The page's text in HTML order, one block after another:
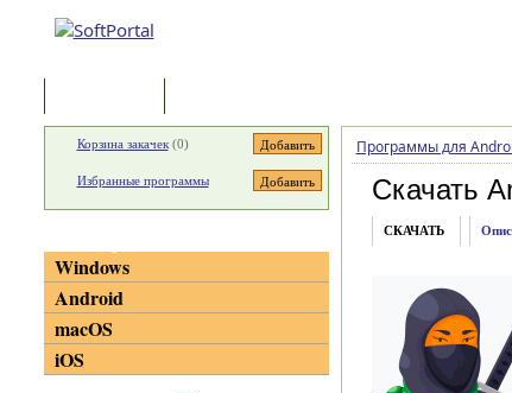
Программы для
Скачать
СКАЧАТЬ
Корзина закачек(0)
Избранные программы
Windows
Android
macOS
iOS